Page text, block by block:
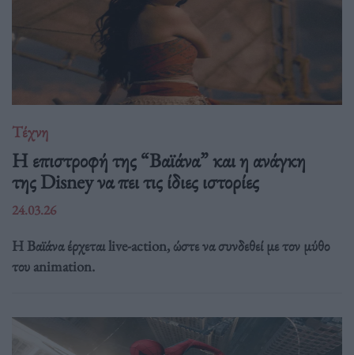
Τέχνη
Η επιστροφή της “Βαϊάνα” και η ανάγκη
της Disney να πει τις ίδιες ιστορίες
24.03.26
Η Βαϊάνα έρχεται live-action, ώστε να συνδεθεί με τον μύθο
του animation.